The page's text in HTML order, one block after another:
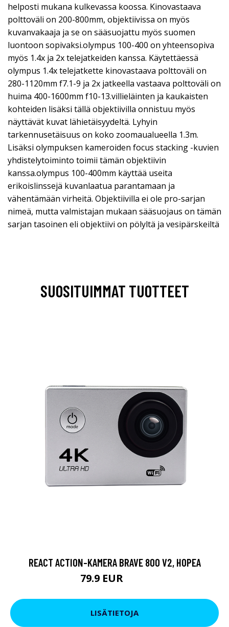
helposti mukana kulkevassa koossa. Kinovastaava
polttoväli on 200-800mm, objektiivissa on myös
kuvanvakaaja ja se on sääsuojattu myös suomen
luontoon sopivaksi.olympus 100-400 on yhteensopiva
myös 1.4x ja 2x telejatkeiden kanssa. Käytettäessä
olympus 1.4x telejatkette kinovastaava polttoväli on
280-1120mm f7.1-9 ja 2x jatkeella vastaava polttoväli on
huima 400-1600mm f10-13.villieläinten ja kaukaisten
kohteiden lisäksi tällä objektiivilla onnistuu myös
näyttävät kuvat lähietäisyydeltä. Lyhyin
tarkennusetäisuus on koko zoomaualueella 1.3m.
Lisäksi olympuksen kameroiden focus stacking -kuvien
yhdistelytoiminto toimii tämän objektiivin
kanssa.olympus 100-400mm käyttää useita
erikoislinssejä kuvanlaatua parantamaan ja
vähentämään virheitä. Objektiivilla ei ole pro-sarjan
nimeä, mutta valmistajan mukaan sääsuojaus on tämän
sarjan tasoinen eli objektiivi on pölyltä ja vesipärskeiltä
SUOSITUIMMAT TUOTTEET
REACT ACTION-KAMERA BRAVE 800 V2, HOPEA
79.9 EUR
LISÄTIETOJA